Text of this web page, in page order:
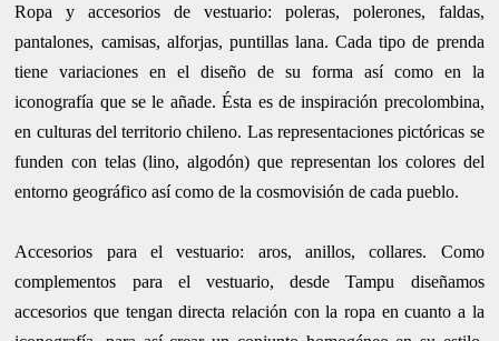
Ropa y accesorios de vestuario: poleras, polerones, faldas,
pantalones, camisas, alforjas, puntillas lana. Cada tipo de prenda
tiene variaciones en el diseño de su forma así como en la
iconografía que se le añade. Ésta es de inspiración precolombina,
en culturas del territorio chileno. Las representaciones pictóricas se
funden con telas (lino, algodón) que representan los colores del
entorno geográfico así como de la cosmovisión de cada pueblo.
Accesorios para el vestuario: aros, anillos, collares. Como
complementos para el vestuario, desde Tampu diseñamos
accesorios que tengan directa relación con la ropa en cuanto a la